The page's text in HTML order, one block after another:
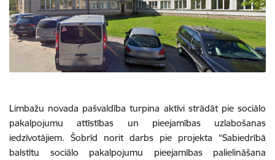
Limbažu novada pašvaldība turpina aktīvi strādāt pie sociālo
pakalpojumu attīstības un pieejamības uzlabošanas
iedzīvotājiem. Šobrīd norit darbs pie projekta “Sabiedrībā
balstītu sociālo pakalpojumu pieejamības palielināšana